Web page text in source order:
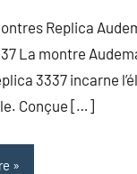
Replica
La montre
3337 incarne
Conçue […]